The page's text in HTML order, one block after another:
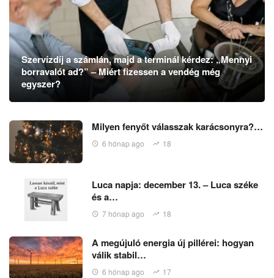
Szervízdíj a számlán, majd a terminál kérdez: „Mennyi
borravalót ad?” – Miért fizessen a vendég még
egyszer?
Milyen fenyőt válasszak karácsonyra?…
6 hónap ago 18
Luca napja: december 13. – Luca széke
és a…
7 hónap ago 18
A megújuló energia új pillérei: hogyan
válik stabil…
6 hónap ago 17